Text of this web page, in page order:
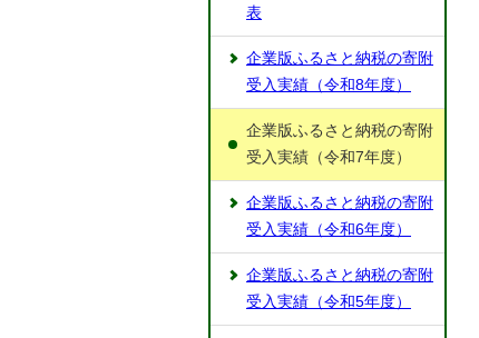
表
企業版ふるさと納税の寄附
受入実績（令和8年度）
企業版ふるさと納税の寄附
受入実績（令和7年度）
企業版ふるさと納税の寄附
受入実績（令和6年度）
企業版ふるさと納税の寄附
受入実績（令和5年度）